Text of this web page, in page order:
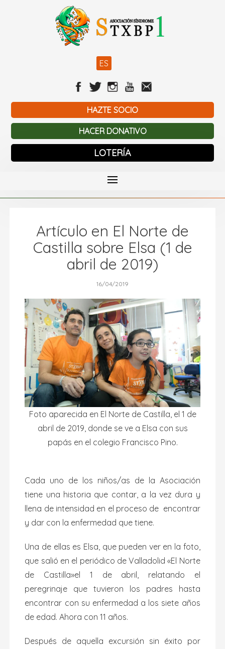
ES
HAZTE SOCIO
HACER DONATIVO
LOTERÍA
Artículo en El Norte de
Castilla sobre Elsa (1 de
abril de 2019)
16/04/2019
Foto aparecida en El Norte de Castilla, el 1 de
abril de 2019, donde se ve a Elsa con sus
papás en el colegio Francisco Pino.
Cada uno de los niños/as de la Asociación
tiene una historia que contar, a la vez dura y
llena de intensidad en el proceso de encontrar
y dar con la enfermedad que tiene.
Una de ellas es Elsa, que pueden ver en la foto,
que salió en el periódico de Valladolid «El Norte
de Castilla»el 1 de abril, relatando el
peregrinaje que tuvieron los padres hasta
encontrar con su enfermedad a los siete años
de edad. Ahora con 11 años.
Después de aquella excursión sin éxito por